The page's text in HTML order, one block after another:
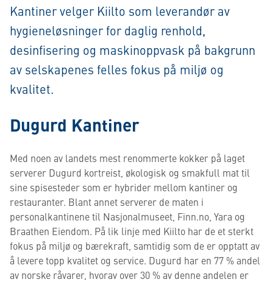
Kantiner velger Kiilto som leverandør av
hygieneløsninger for daglig renhold,
desinfisering og maskinoppvask på bakgrunn
av selskapenes felles fokus på miljø og
kvalitet.
Dugurd Kantiner
Med noen av landets mest renommerte kokker på laget
serverer Dugurd kortreist, økologisk og smakfull mat til
sine spisesteder som er hybrider mellom kantiner og
restauranter. Blant annet serverer de maten i
personalkantinene til Nasjonalmuseet, Finn.no, Yara og
Braathen Eiendom. På lik linje med Kiilto har de et sterkt
fokus på miljø og bærekraft, samtidig som de er opptatt av
å levere topp kvalitet og service. Dugurd har en 77 % andel
av norske råvarer, hvorav over 30 % av denne andelen er